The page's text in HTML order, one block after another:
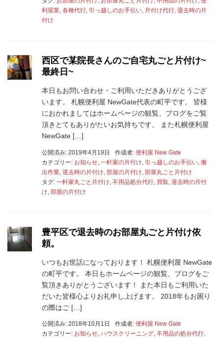
利屋業, 各種代行, 引っ越しのお手伝い, 片付け代行, 退去時の片
付け
西区で某院長さんのご自宅丸ごと片付け~
最終日~
本日もお問い合わせ・ご利用いただきありがとうござ
います。 札幌便利屋 NewGate代表の町平です。 皆様
におかれましてはホームページの観覧、ブログをご覧
頂きとてもありがたいお気持ちです。 また札幌便利屋
NewGate […]
公開済み: 2019年4月19日 作成者: 便利屋 New Gate
カテゴリー: お知らせ 一軒家の片付け 引っ越しのお手伝い 搬
出作業 退去時の片付け 部屋の片付け 部屋丸ごと片付け
タグ: 一軒家丸ごと片付け 不用品処分代行 買取 退去時の片付
け 部屋の片付け
豊平区で退去時のお部屋丸ごと片付け依
頼。
いつもお世話になっております！ 札幌便利屋 NewGate
の町平です。 本日もホームページの観覧、ブログをご
覧頂きありがとうございます！ また本日もご利用いた
だいた皆様心よりお礼申し上げます。 2018年もお困り
の際はご […]
公開済み: 2018年10月1日 作成者: 便利屋 New Gate
カテゴリー: お知らせ, ハウスクリーニング, 不用品の処分代行,